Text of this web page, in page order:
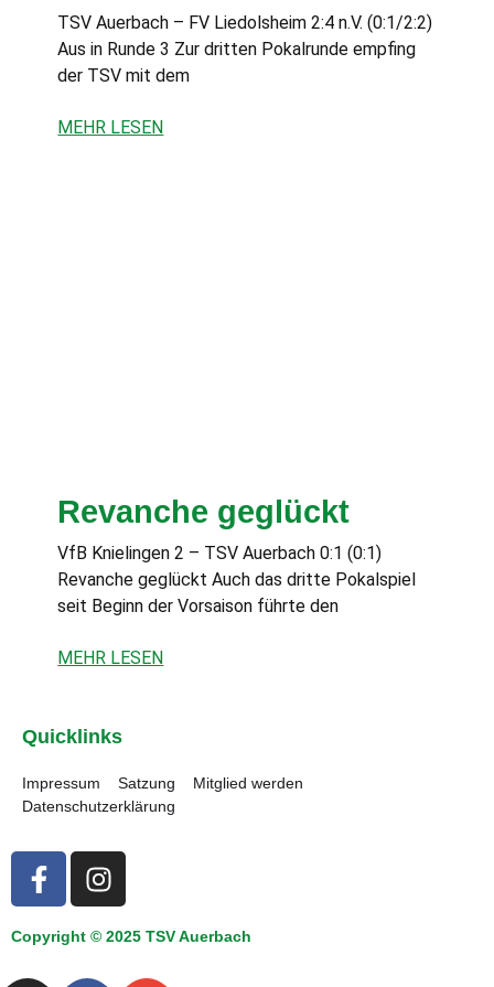
TSV Auerbach – FV Liedolsheim 2:4 n.V. (0:1/2:2)
Aus in Runde 3 Zur dritten Pokalrunde empfing
der TSV mit dem
MEHR LESEN
Revanche geglückt
VfB Knielingen 2 – TSV Auerbach 0:1 (0:1)
Revanche geglückt Auch das dritte Pokalspiel
seit Beginn der Vorsaison führte den
MEHR LESEN
Quicklinks
Impressum Satzung
Mitglied werden
Datenschutzerklärung
Copyright © 2025 TSV Auerbach